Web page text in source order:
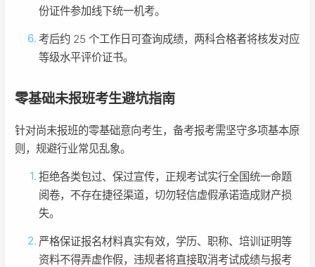
份证件参加线下统一机考。
考后约 25 个工作日可查询成绩，两科合格者将核发对应
等级水平评价证书。
零基础未报班考生避坑指南
针对尚未报班的零基础意向考生，备考报考需坚守多项基本原
则，规避行业常见乱象。
拒绝各类包过、保过宣传，正规考试实行全国统一命题
阅卷，不存在捷径渠道，切勿轻信虚假承诺造成财产损
失。
严格保证报名材料真实有效，学历、职称、培训证明等
资料不得弄虚作假，违规者将直接取消考试成绩与报考